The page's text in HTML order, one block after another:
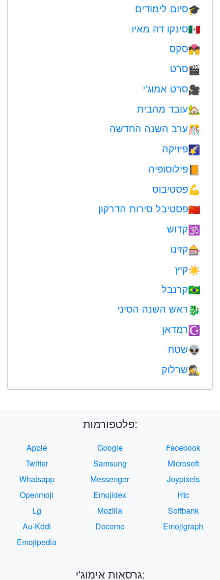
🎓סיום לימודים
🇲🇽סינקו דה מאיו
💏סקס
🎬סרט
🎥סרט אמוג'י
🏡עובד מהבית
🎊ערב השנה החדשה
🌠פיזיקה
📙 פילוסופיה
💪פסטיבוס
🇨🇳פסטיבל סירות הדרקון
🕉קדוש
🎰קזינו
☀️קיץ
🇧🇷קרנבל
🐉 ראש השנה הסיני
☪️ רמדאן
👽שטח
🕵️שרלוק
פלטפורמות:
Apple Google
Facebook
Twitter
Samsung
Microsoft
Whatsapp
Messenger
Joypixels
Openmoji
Emojidex
Htc
Lg
Mozilla
Softbank
Au-Kddi
Docomo
Emojigraph
Emojipedia
גרסאות אימוג'י: